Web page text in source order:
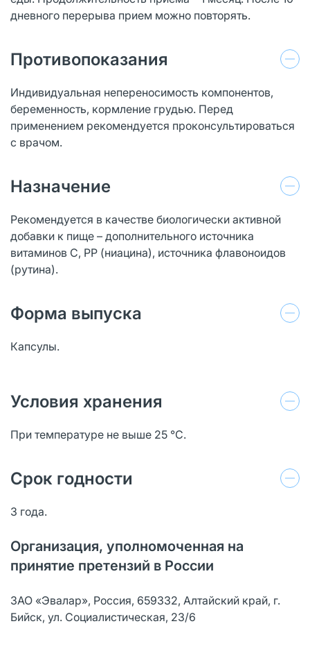
дневного перерыва прием можно повторять.
Противопоказания
Индивидуальная непереносимость компонентов,
беременность, кормление грудью. Перед
применением рекомендуется проконсультироваться
с врачом.
Назначение
Рекомендуется в качестве биологически активной
добавки к пище – дополнительного источника
витаминов С, РР (ниацина), источника флавоноидов
(рутина).
Форма выпуска
Капсулы.
Условия хранения
При температуре не выше 25 °C.
Срок годности
3 года.
Организация, уполномоченная на
принятие претензий в России
ЗАО «Эвалар», Россия, 659332, Алтайский край, г.
Бийск, ул. Социалистическая, 23/6